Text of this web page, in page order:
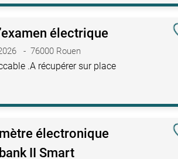
électrique
- 76000 Rouen
.A récupérer sur place
électronique
II Smart